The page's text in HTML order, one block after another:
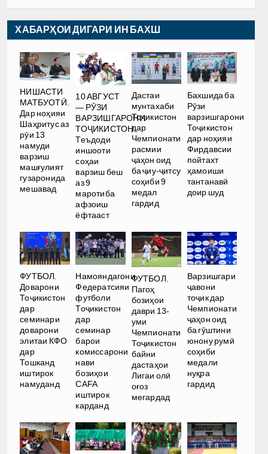
ХАБАРҲОИ ДИГАРИ ИН БАХШ
НИШАСТИ
МАТБУОТӢ.
Дар ноҳияи
Шаҳритус аз
рӯи 13
намуди
варзиш
машғулият
гузаронида
мешавад
10 АВГУСТ
— РӮЗИ
ВАРЗИШГАРОНИ
ТОҶИКИСТОН.
Теъдоди
иншооти
соҳаи
варзиш беш
аз 9
маротиба
афзоиш
ёфтааст
Дастаи
мунтахаби
Тоҷикистон
дар
Чемпионати
расмии
ҷаҳон оид
ба ҷиу-ҷитсу
соҳиби 9
медал
гардид
Бахшида ба
Рӯзи
варзишгарони
Тоҷикистон
дар ноҳияи
Фирдавсии
пойтахт
ҳамоиши
тантанавӣ
доир шуд
ФУТБОЛ.
Доварони
Тоҷикистон
дар
семинари
доварони
элитаи КФО
дар
Тошканд
иштирок
намуданд
Намояндагони
Федератсияи
футболи
Тоҷикистон
дар
семинар
барои
комиссарони
нави
бозиҳои
CAFA
иштирок
карданд
ФУТБОЛ.
Пагоҳ
бозиҳои
даври 13-
уми
Чемпионати
Тоҷикистон
байни
дастаҳои
Лигаи олӣ
оғоз
мегардад
Варзишгари
ҷавони
тоҷик дар
Чемпионати
ҷаҳон оид
ба гӯштини
юнону румӣ
соҳиби
медали
нуқра
гардид